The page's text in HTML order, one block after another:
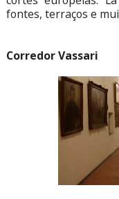
fontes, terraços e
Corredor Vassari